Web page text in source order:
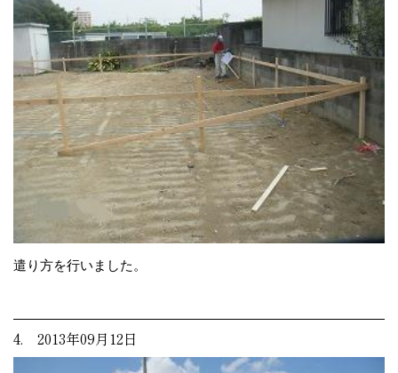
遣り方を行いました。
4. 2013年09月12日